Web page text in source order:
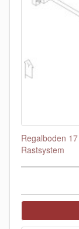
Regalboden
Rastsystem